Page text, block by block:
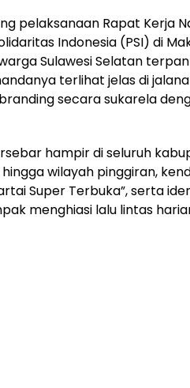
pelaksanaan Rapat Kerja
Indonesia (PSI) di
Sulawesi Selatan
terlihat jelas di
secara sukarela
hampir di seluruh
wilayah pinggiran,
Super Terbuka”, serta
menghiasi lalu lintas